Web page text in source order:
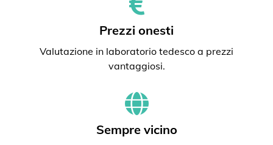
Prezzi onesti
Valutazione in laboratorio tedesco a prezzi
vantaggiosi.
Sempre vicino